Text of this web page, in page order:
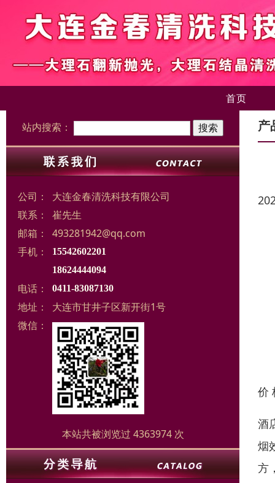
首页
站内搜索：
公司：
大连金春清洗科技有限公司
联系：
崔先生
邮箱：
493281942@qq.com
手机：
15542602201
18624444094
电话： 0411-83087130
地址：
大连市甘井子区新开街1号
微信：
本站共被浏览过 4363974 次
产
价
酒
烟
方